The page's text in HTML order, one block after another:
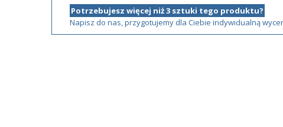
Potrzebujesz więcej niż 3 sztuki tego produktu?
Napisz do nas, przygotujemy dla Ciebie indywidualną